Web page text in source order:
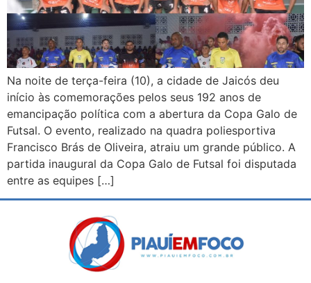
Na noite de terça-feira (10), a cidade de Jaicós deu
início às comemorações pelos seus 192 anos de
emancipação política com a abertura da Copa Galo de
Futsal. O evento, realizado na quadra poliesportiva
Francisco Brás de Oliveira, atraiu um grande público. A
partida inaugural da Copa Galo de Futsal foi disputada
entre as equipes […]